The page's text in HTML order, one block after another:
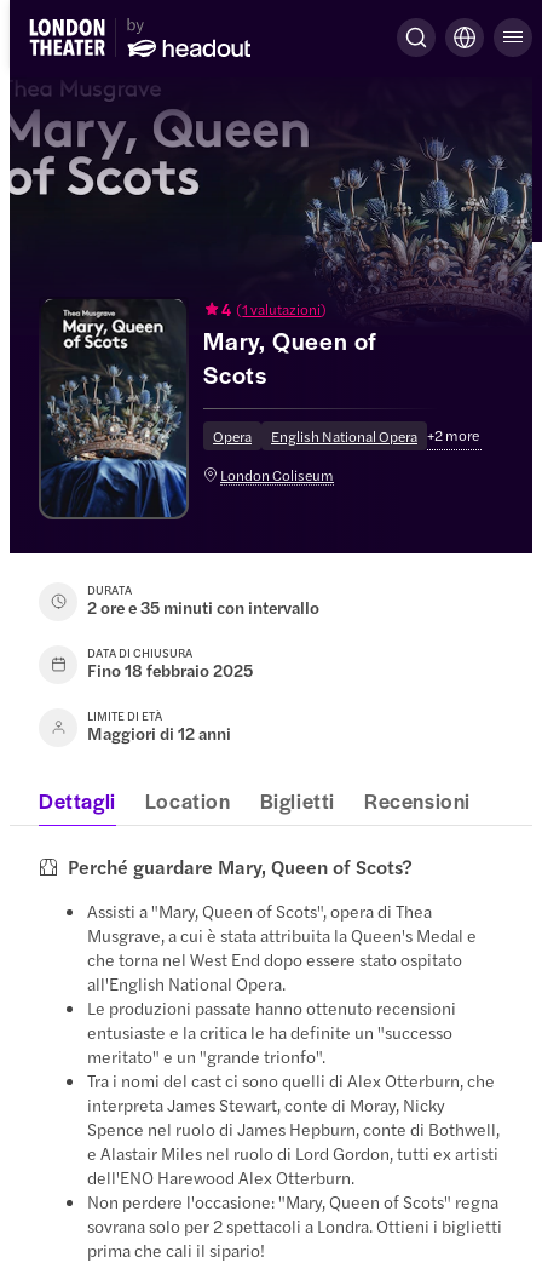
4 (1 valutazioni)
Mary, Queen of
Scots
Opera English National Opera +2more
London Coliseum
DURATA
2 ore e 35 minuti con intervallo
DATA DI CHIUSURA
Fino 18 febbraio 2025
LIMITE DI ETÀ
Maggiori di 12 anni
Dettagli Location Biglietti Recensioni
Perché guardare Mary, Queen of Scots?
Assisti a "Mary, Queen of Scots", opera di Thea
Musgrave, a cui è stata attribuita la Queen's Medal e
che torna nel West End dopo essere stato ospitato
all'English National Opera.
Le produzioni passate hanno ottenuto recensioni
entusiaste e la critica le ha definite un "successo
meritato" e un "grande trionfo".
Tra i nomi del cast ci sono quelli di Alex Otterburn, che
interpreta James Stewart, conte di Moray, Nicky
Spence nel ruolo di James Hepburn, conte di Bothwell,
e Alastair Miles nel ruolo di Lord Gordon, tutti ex artisti
dell'ENO Harewood Alex Otterburn.
Non perdere l'occasione: "Mary, Queen of Scots" regna
sovrana solo per 2 spettacoli a Londra. Ottieni i biglietti
prima che cali il sipario!